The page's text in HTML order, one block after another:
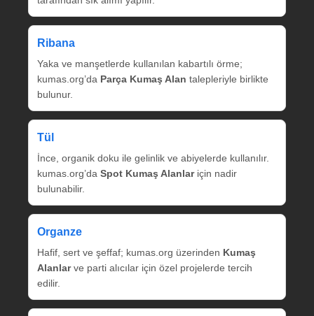
Ribana
Yaka ve manşetlerde kullanılan kabartılı örme;
kumas.org’da Parça Kumaş Alan talepleriyle birlikte
bulunur.
Tül
İnce, organik doku ile gelinlik ve abiyelerde kullanılır.
kumas.org’da Spot Kumaş Alanlariçin nadir
bulunabilir.
Organze
Hafif, sert ve şeffaf; kumas.org üzerinden Kumaş
Alanlarve parti alıcılar için özel projelerde tercih
edilir.